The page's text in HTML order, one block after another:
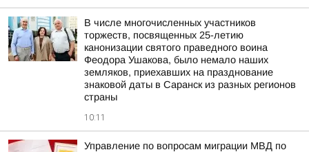
В числе многочисленных участников
торжеств, посвященных 25-летию
канонизации святого праведного воина
Феодора Ушакова, было немало наших
земляков, приехавших на празднование
знаковой даты в Саранск из разных регионов
страны
10:11
Управление по вопросам миграции МВД по